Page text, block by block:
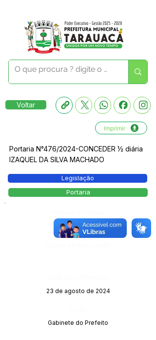
Voltar
Imprimir
Portaria N°476/2024-CONCEDER ½ diária
IZAQUEL DA SILVA MACHADO
Legislação
Portaria
13846
23 de agosto de 2024
Gabinete do Prefeito